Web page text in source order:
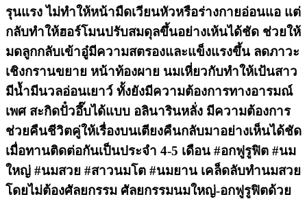
รุนแรง ไม่ทำให้หน้ามืดเวียนหัวหรือร่างกายอ่อนแอ แต่
กลับทำให้ฮอร์โมนปรับสมดุลขึ้นอย่างเห้นได้ชัด ช่วยให้
มดลูกกลับเข้าอู๋มีความสตรองและแข็งแรงขึ้น ลดภาวะ
เชิงกรานขยาย หน้าท้องผาย นมเหี่ยวกับทำให้เป้นสาว
มีน้ำมีนวลอ่อนเยาว์ ทั้งยังมีความต้องการทางอารมณ์
เพศ สะกิดปั๋วอึ๊บได้แบบ อลินารินหลั่ง มีความต้องการ
ช่วยคืนชีวิตคู่ให้เรื่องบนเตียงคืนกลับมาอย่างเห็นได้ชัด
เมื่อทานติดต่อกันเป็นประจำ 4-5 เดือน #อกฟูรูฟิต #นม
ใหญ่ #นมสวย #สาวนมโต #นมยาน เคล็ดลับทำนมสวย
โดยไม่ต้องศัลยกรรม ศัลยกรรมนมใหญ่-อกฟูรูฟิตด้วย